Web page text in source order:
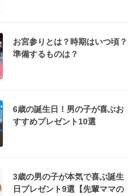
お宮参りとは？時期はいつ頃？
準備するものは？
6歳の誕生日！男の子が喜ぶお
すすめプレゼント10選
3歳の男の子が本気で喜ぶ誕生
日プレゼント9選【先輩ママの